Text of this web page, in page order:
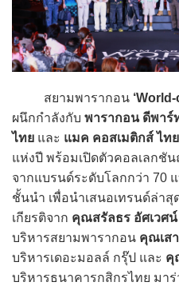
สยามพารากอน
ผนึกกำลังกับ พารากอน ดีพาร์
ไทย และ แมค คอสเมติกส์ ไท
แห่งปี พร้อมเปิดตัวคอลเลกชั
จากแบรนด์ระดับโลกกว่า 70
ชั้นนำ เพื่อนำเสนอเทรนด์ล่า
เกียรติจาก คุณสรัลธร อัศเวศน์
บริหารสยามพารากอน คุณเส
บริหารเดอะมอลล์ กรุ๊ป และ คุ
บริหารธนาคารกสิกรไทย มา